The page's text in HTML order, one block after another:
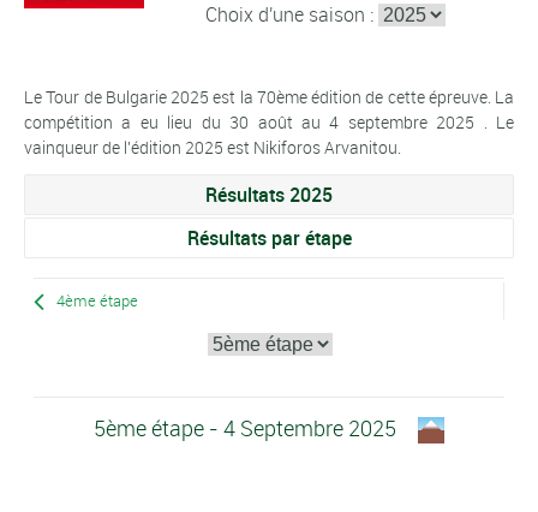
Choix d'une saison :
Le Tour de Bulgarie 2025 est la 70ème édition de cette épreuve. La
compétition a eu lieu du 30 août au 4 septembre 2025 . Le
vainqueur de l'édition 2025 est Nikiforos Arvanitou.
Résultats 2025
Résultats par étape
4ème étape
5ème étape - 4 Septembre 2025